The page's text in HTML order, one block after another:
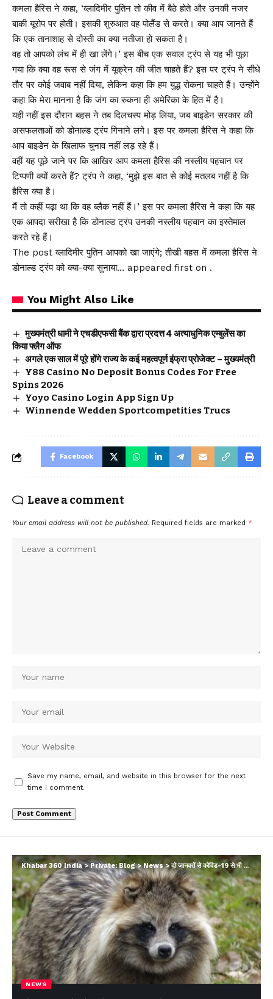
कमला हैरिस ने कहा, ‘व्लादिमीर पुतिन तो कीव में बैठे होते और उनकी नजर
बाकी यूरोप पर होती। इसकी शुरुआत वह पोलैंड से करते। क्या आप जानते हैं
कि एक तानाशाह से दोस्ती का क्या नतीजा हो सकता है।
वह तो आपको लंच में ही खा लेंगे।’ इस बीच एक सवाल ट्रंप से यह भी पूछा
गया कि क्या वह रूस से जंग में यूक्रेन की जीत चाहते हैं? इस पर ट्रंप ने सीधे
तौर पर कोई जवाब नहीं दिया, लेकिन कहा कि हम युद्ध रोकना चाहते हैं। उन्होंने
कहा कि मेरा मानना है कि जंग का रुकना ही अमेरिका के हित में है।
यही नहीं इस दौरान बहस ने तब दिलचस्प मोड़ लिया, जब बाइडेन सरकार की
असफलताओं को डोनाल्ड ट्रंप गिनाने लगे। इस पर कमला हैरिस ने कहा कि
आप बाइडेन के खिलाफ चुनाव नहीं लड़ रहे हैं।
वहीं यह पूछे जाने पर कि आखिर आप कमला हैरिस की नस्लीय पहचान पर
टिप्पणी क्यों करते हैं? ट्रंप ने कहा, ‘मुझे इस बात से कोई मतलब नहीं है कि
हैरिस क्या है।
मैं तो कहीं पढ़ा था कि वह ब्लैक नहीं हैं।’ इस पर कमला हैरिस ने कहा कि यह
एक आपदा सरीखा है कि डोनाल्ड ट्रंप उनकी नस्लीय पहचान का इस्तेमाल
करते रहे हैं।
The post व्लादिमीर पुतिन आपको खा जाएंगे; तीखी बहस में कमला हैरिस ने
डोनाल्ड ट्रंप को क्या-क्या सुनाया… appeared first on .
You Might Also Like
मुख्यमंत्री धामी ने एचडीएफसी बैंक द्वारा प्रदत्त 4 अत्याधुनिक एम्बुलेंस का
किया फ्लैग ऑफ
अगले एक साल में पूरे होंगे राज्य के कई महत्वपूर्ण इंफ्रा प्रोजेक्ट – मुख्यमंत्री
Y88 Casino No Deposit Bonus Codes For Free
Spins 2026
Yoyo Casino Login App Sign Up
Winnende Wedden Sportcompetities Trucs
Facebook
Leave a comment
Your email address will not be published. Required fields are marked *
Save my name, email, and website in this browser for the next
time I comment.
Khabar 360 India>Private: Blog>News>दो जानवरों से कोविड-19 से भी खतरनाक वायरस आने का संदेह
NEWS